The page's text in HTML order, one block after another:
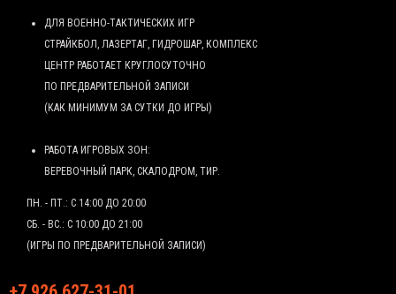
ДЛЯ ВОЕННО-ТАКТИЧЕСКИХ ИГР
СТРАЙКБОЛ, ЛАЗЕРТАГ, ГИДРОШАР, КОМПЛЕКС
ЦЕНТР РАБОТАЕТ КРУГЛОСУТОЧНО
ПО ПРЕДВАРИТЕЛЬНОЙ ЗАПИСИ
(КАК МИНИМУМ ЗА СУТКИ ДО ИГРЫ)
РАБОТА ИГРОВЫХ ЗОН:
ВЕРЕВОЧНЫЙ ПАРК, СКАЛОДРОМ, ТИР.
ПН. - ПТ.: С 14:00 ДО 20:00
СБ. - ВС.: С 10:00 ДО 21:00
(ИГРЫ ПО ПРЕДВАРИТЕЛЬНОЙ ЗАПИСИ)